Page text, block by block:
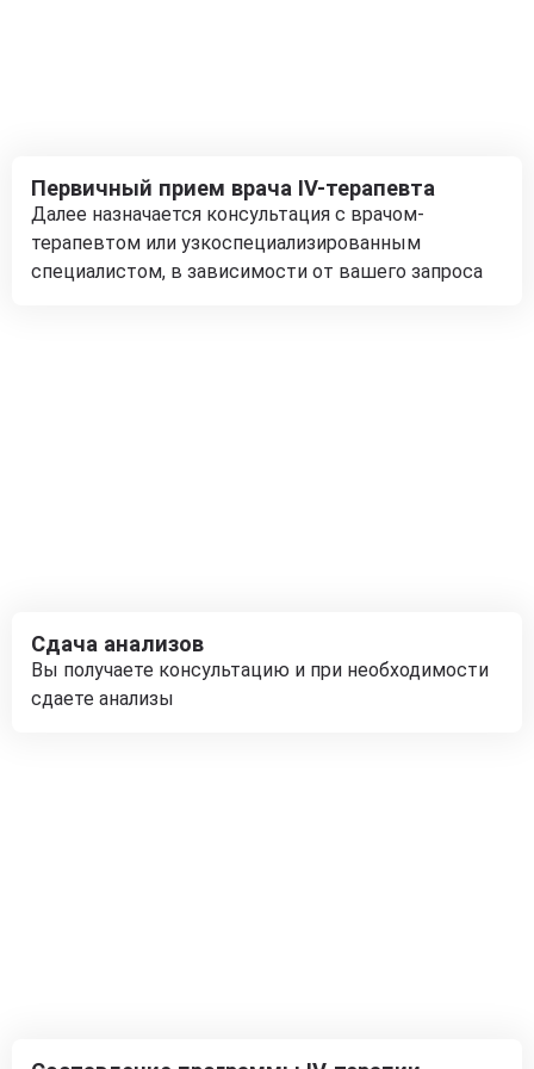
Первичный прием врача IV-терапевта
Далее назначается консультация с врачом-
терапевтом или узкоспециализированным
специалистом, в зависимости от вашего запроса
Сдача анализов
Вы получаете консультацию и при необходимости
сдаете анализы